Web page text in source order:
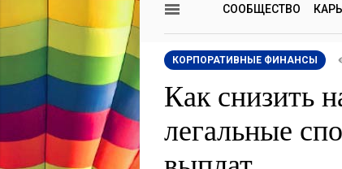
СООБЩЕСТВО
КОРПОРАТИВНЫЕ ФИНАНСЫ
Как снизить
легальные